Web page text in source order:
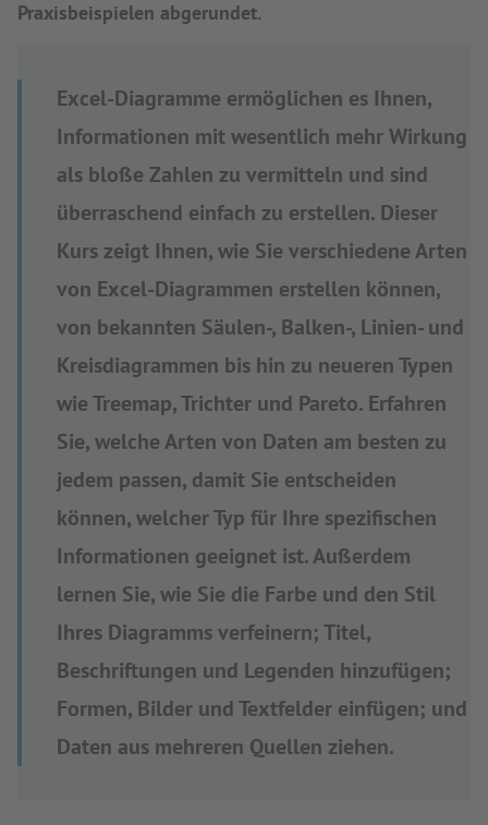
Praxisbeispielen abgerundet.
Excel-Diagramme ermöglichen es Ihnen,
Informationen mit wesentlich mehr Wirkung
als bloße Zahlen zu vermitteln und sind
überraschend einfach zu erstellen. Dieser
Kurs zeigt Ihnen, wie Sie verschiedene Arten
von Excel-Diagrammen erstellen können,
von bekannten Säulen-, Balken-, Linien- und
Kreisdiagrammen bis hin zu neueren Typen
wie Treemap, Trichter und Pareto. Erfahren
Sie, welche Arten von Daten am besten zu
jedem passen, damit Sie entscheiden
können, welcher Typ für Ihre spezifischen
Informationen geeignet ist. Außerdem
lernen Sie, wie Sie die Farbe und den Stil
Ihres Diagramms verfeinern; Titel,
Beschriftungen und Legenden hinzufügen;
Formen, Bilder und Textfelder einfügen; und
Daten aus mehreren Quellen ziehen.